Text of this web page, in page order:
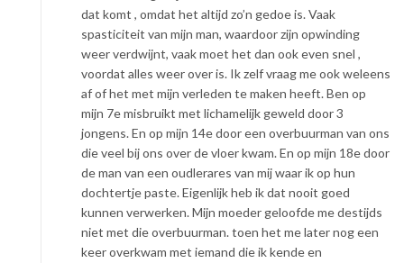
dat komt , omdat het altijd zo’n gedoe is. Vaak
spasticiteit van mijn man, waardoor zijn opwinding
weer verdwijnt, vaak moet het dan ook even snel ,
voordat alles weer over is. Ik zelf vraag me ook weleens
af of het met mijn verleden te maken heeft. Ben op
mijn 7e misbruikt met lichamelijk geweld door 3
jongens. En op mijn 14e door een overbuurman van ons
die veel bij ons over de vloer kwam. En op mijn 18e door
de man van een oudlerares van mij waar ik op hun
dochtertje paste. Eigenlijk heb ik dat nooit goed
kunnen verwerken. Mijn moeder geloofde me destijds
niet met die overbuurman. toen het me later nog een
keer overkwam met iemand die ik kende en